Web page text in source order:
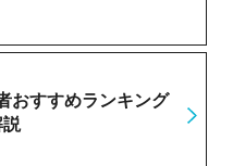
おすすめランキング
説